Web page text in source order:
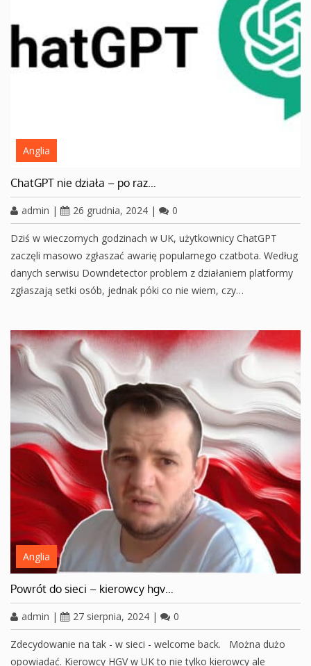
Anglia
ChatGPT nie działa – po raz…
admin | 26 grudnia, 2024 | 0
Dziś w wieczornych godzinach w UK, użytkownicy ChatGPT
zaczęli masowo zgłaszać awarię popularnego czatbota. Według
danych serwisu Downdetector problem z działaniem platformy
zgłaszają setki osób, jednak póki co nie wiem, czy…
Anglia
Powrót do sieci – kierowcy hgv…
admin | 27 sierpnia, 2024 | 0
Zdecydowanie na tak - w sieci - welcome back. Można dużo
opowiadać. Kierowcy HGV w UK to nie tylko kierowcy ale